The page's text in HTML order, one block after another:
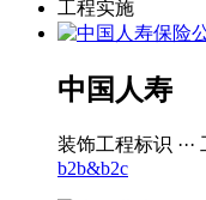
工程实施
中国人寿
装饰工程标识 ···
b2b&b2c